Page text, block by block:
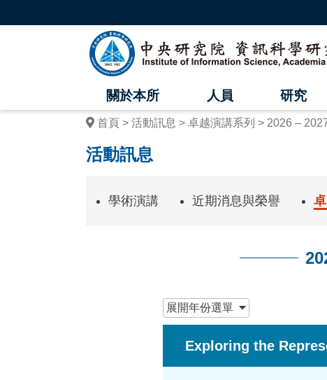
中
央
研
究
資
關於本所 人員 研究
首頁 活動訊息 卓越演講系列 2026 –
活動訊息
學術演講 近期消息與榮譽
展開年份選單
Exploring the